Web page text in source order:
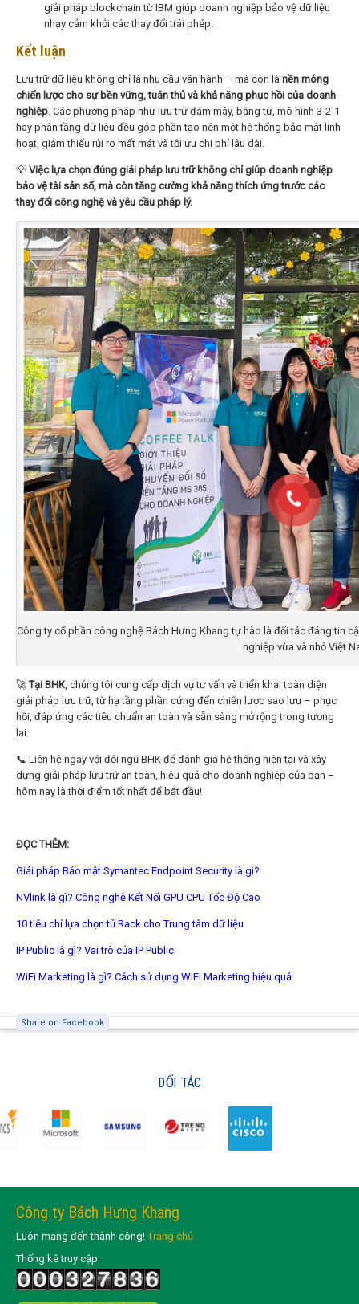
giải pháp blockchain từ IBM giúp doanh nghiệp bảo vệ dữ liệu
nhạy cảm khỏi các thay đổi trái phép.
Kết luận
Lưu trữ dữ liệu không chỉ là nhu cầu vận hành – mà còn là nền móng
chiến lược cho sự bền vững, tuân thủ và khả năng phục hồi của doanh
nghiệp. Các phương pháp như lưu trữ đám mây, băng từ, mô hình 3-2-1
hay phân tầng dữ liệu đều góp phần tạo nên một hệ thống bảo mật linh
hoạt, giảm thiểu rủi ro mất mát và tối ưu chi phí lâu dài.
💡 Việc lựa chọn đúng giải pháp lưu trữ không chỉ giúp doanh nghiệp
bảo vệ tài sản số, mà còn tăng cường khả năng thích ứng trước các
thay đổi công nghệ và yêu cầu pháp lý.
Công ty cổ phần công nghệ Bách Hưng Khang tự hào là đối tác đáng tin
nghiệp vừa và nhỏ Việt
🚀Tại BHK, chúng tôi cung cấp dịch vụ tư vấn và triển khai toàn diện
giải pháp lưu trữ, từ hạ tầng phần cứng đến chiến lược sao lưu – phục
hồi, đáp ứng các tiêu chuẩn an toàn và sẵn sàng mở rộng trong tương
lai.
📞 Liên hệ ngay với đội ngũ BHK để đánh giá hệ thống hiện tại và xây
dựng giải pháp lưu trữ an toàn, hiệu quả cho doanh nghiệp của bạn –
hôm nay là thời điểm tốt nhất để bắt đầu!
ĐỌC THÊM:
Giải pháp Bảo mật Symantec Endpoint Security là gì?
NVlink là gì? Công nghệ Kết Nối GPU CPU Tốc Độ Cao
10 tiêu chí lựa chọn tủ Rack cho Trung tâm dữ liệu
IP Public là gì? Vai trò của IP Public
WiFi Marketing là gì? Cách sử dụng WiFi Marketing hiệu quả
Share on Facebook
ĐỐI TÁC
Công ty Bách Hưng Khang
Luôn mang đến thành công!Trang chủ
Thống kê truy cập